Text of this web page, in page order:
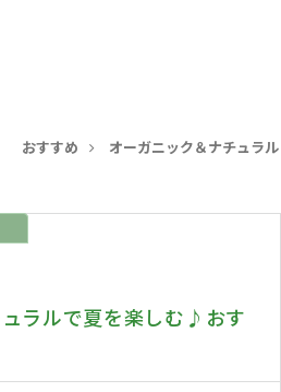
おすすめ
オーガニック＆ナチュラル
ラルで夏を楽しむ♪おす